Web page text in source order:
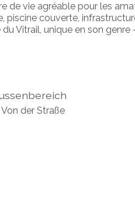
de vie agréable pour les
piscine couverte,
Vitrail, unique en son
Von der Straße